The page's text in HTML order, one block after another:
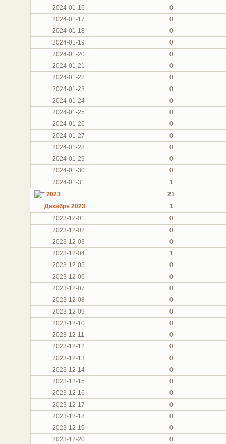
2024-01-16
0
2024-01-17
0
2024-01-18
0
2024-01-19
0
2024-01-20
0
2024-01-21
0
2024-01-22
0
2024-01-23
0
2024-01-24
0
2024-01-25
0
2024-01-26
0
2024-01-27
0
2024-01-28
0
2024-01-29
0
2024-01-30
0
2024-01-31
1
2023
21
Декабря 2023
1
2023-12-01
0
2023-12-02
0
2023-12-03
0
2023-12-04
1
2023-12-05
0
2023-12-06
0
2023-12-07
0
2023-12-08
0
2023-12-09
0
2023-12-10
0
2023-12-11
0
2023-12-12
0
2023-12-13
0
2023-12-14
0
2023-12-15
0
2023-12-16
0
2023-12-17
0
2023-12-18
0
2023-12-19
0
2023-12-20
0